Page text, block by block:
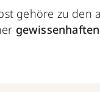
gehöre zu